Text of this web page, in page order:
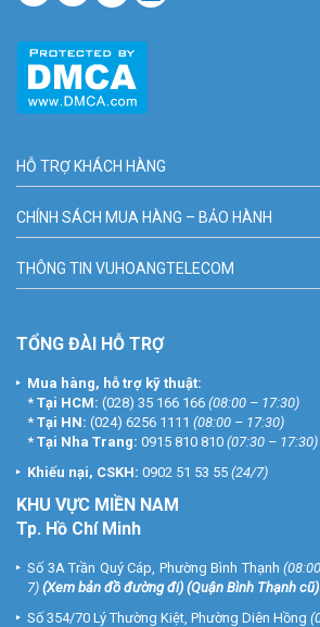
HỖ TRỢ KHÁCH HÀNG
CHÍNH SÁCH MUA HÀNG – BẢO HÀNH
THÔNG TIN VUHOANGTELECOM
TỔNG ĐÀI HỖ TRỢ
Mua hàng, hỗ trợ kỹ thuật:
* Tại HCM: (028) 35 166 166 (08:00 – 17:30)
* Tại HN: (024) 6256 1111 (08:00 – 17:30)
* Tại Nha Trang: 0915 810 810 (07:30 – 17:30)
Khiếu nại, CSKH: 0902 51 53 55 (24/7)
KHU VỰC MIỀN NAM
Tp. Hồ Chí Minh
Số 3A Trần Quý Cáp, Phường Bình Thạnh
7) (Xem bản đồ đường đi) (Quận Bình Thạnh cũ)
Số 354/70 Lý Thường Kiệt, Phường Diên Hồng